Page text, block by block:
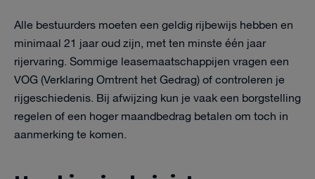
Alle bestuurders moeten een geldig rijbewijs hebben en
minimaal 21 jaar oud zijn, met ten minste één jaar
rijervaring. Sommige leasemaatschappijen vragen een
VOG (Verklaring Omtrent het Gedrag) of controleren je
rijgeschiedenis. Bij afwijzing kun je vaak een borgstelling
regelen of een hoger maandbedrag betalen om toch in
aanmerking te komen.